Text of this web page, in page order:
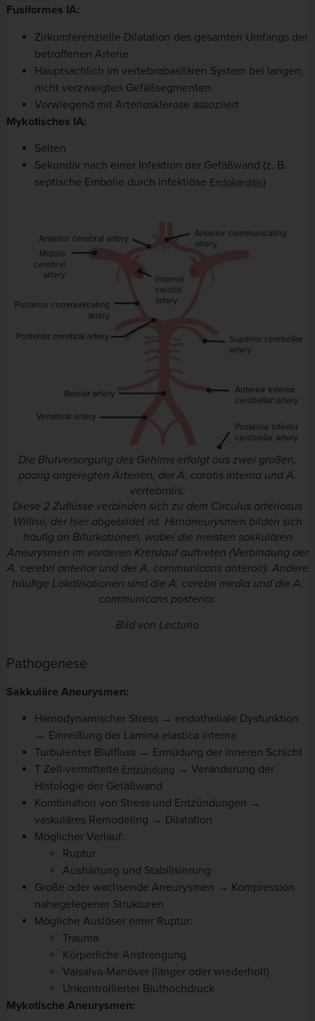
Fusiformes IA:
Zirkumferenzielle Dilatation des gesamten Umfangs der
betroffenen Arterie
Hauptsächlich im vertebrobasilären System bei langen,
nicht verzweigten Gefäßsegmenten
Vorwiegend mit Arteriosklerose assoziiert
Mykotisches IA:
Selten
Sekundär nach einer Infektion der Gefäßwand (z. B.
septische Embolie durch infektiöse Endokarditis)
Die Blutversorgung des Gehirns erfolgt aus zwei großen,
paarig angelegten Arterien, der A. carotis interna und A.
vertebralis:
Diese 2 Zuflüsse verbinden sich zu dem Circulus arteriosus
Willisii, der hier abgebildet ist. Hirnaneurysmen bilden sich
häufig an Bifurkationen, wobei die meisten sakkulären
Aneurysmen im vorderen Kreislauf auftreten (Verbindung der
A. cerebri anterior und der A. communicans anteroir). Andere
häufige Lokalisationen sind die A. cerebri media und die A:
communicans posterior.
Bild von Lecturio
Pathogenese
Sakkuläre Aneurysmen:
Hämodynamischer Stress → endotheliale Dysfunktion
→ Einreißung der Lamina elastica interna
Turbulenter Blutfluss → Ermüdung der inneren Schicht
T Zell-vermittelte Entzündung → Veränderung der
Histologie der Gefäßwand
Kombination von Stress und Entzündungen →
vaskuläres Remodeling → Dilatation
Möglicher Verlauf:
Ruptur
Aushärtung und Stabilisierung
Große oder wachsende Aneurysmen → Kompression
nahegelegener Strukturen
Mögliche Auslöser einer Ruptur:
Trauma
Körperliche Anstrengung
Valsalva-Manöver (länger oder wiederholt)
Unkontrollierter Bluthochdruck
Mykotische Aneurysmen: